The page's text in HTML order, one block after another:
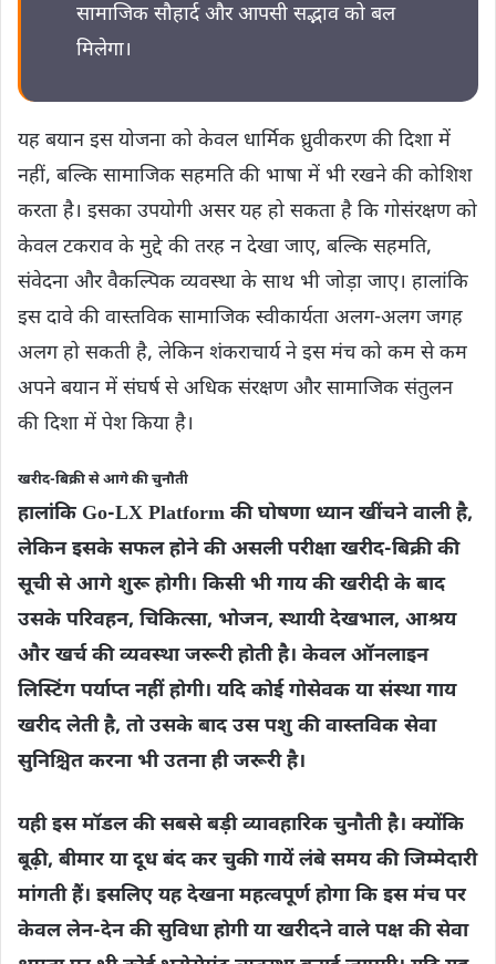
सामाजिक सौहार्द और आपसी सद्भाव को बल
मिलेगा।
यह बयान इस योजना को केवल धार्मिक ध्रुवीकरण की दिशा में
नहीं, बल्कि सामाजिक सहमति की भाषा में भी रखने की कोशिश
करता है। इसका उपयोगी असर यह हो सकता है कि गोसंरक्षण को
केवल टकराव के मुद्दे की तरह न देखा जाए, बल्कि सहमति,
संवेदना और वैकल्पिक व्यवस्था के साथ भी जोड़ा जाए। हालांकि
इस दावे की वास्तविक सामाजिक स्वीकार्यता अलग-अलग जगह
अलग हो सकती है, लेकिन शंकराचार्य ने इस मंच को कम से कम
अपने बयान में संघर्ष से अधिक संरक्षण और सामाजिक संतुलन
की दिशा में पेश किया है।
खरीद-बिक्री से आगे की चुनौती
हालांकि Go-LX Platform की घोषणा ध्यान खींचने वाली है,
लेकिन इसके सफल होने की असली परीक्षा खरीद-बिक्री की
सूची से आगे शुरू होगी। किसी भी गाय की खरीदी के बाद
उसके परिवहन, चिकित्सा, भोजन, स्थायी देखभाल, आश्रय
और खर्च की व्यवस्था जरूरी होती है। केवल ऑनलाइन
लिस्टिंग पर्याप्त नहीं होगी। यदि कोई गोसेवक या संस्था गाय
खरीद लेती है, तो उसके बाद उस पशु की वास्तविक सेवा
सुनिश्चित करना भी उतना ही जरूरी है।
यही इस मॉडल की सबसे बड़ी व्यावहारिक चुनौती है। क्योंकि
बूढ़ी, बीमार या दूध बंद कर चुकी गायें लंबे समय की जिम्मेदारी
मांगती हैं। इसलिए यह देखना महत्वपूर्ण होगा कि इस मंच पर
केवल लेन-देन की सुविधा होगी या खरीदने वाले पक्ष की सेवा